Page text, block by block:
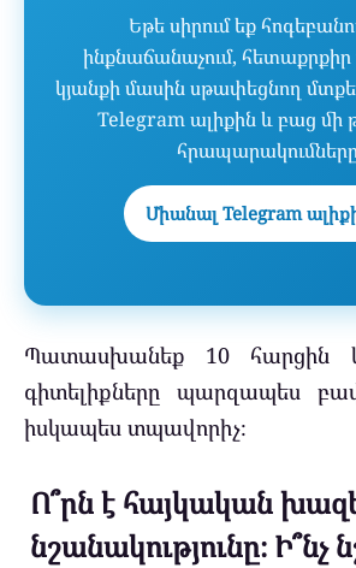
Եթե սիրում եք
ինքնաճանաչում,
կյանքի մասին սթափեցնող
Telegram ալիքին և բաց մի
Միանալ Telegram
Պատասխանեք 10 հարցին
գիտելիքները պարզապես
իսկապես տպավորիչ։
Ո՞րն է հայկական
նշանակությունը։ Ի՞նչ